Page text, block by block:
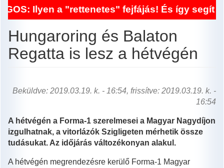
a "rettenetes" fejfájás! És így segít a
Hungaroring és Balaton
Regatta is lesz a hétvégén
Beküldve: 2019.03.19. k. - 16:54, frissítve: 2019.03.19. k. -
16:54
A hétvégén a Forma-1 szerelmesei a Magyar Nagydíjon
izgulhatnak, a vitorlázók Szigligeten mérhetik össze
tudásukat. Az időjárás változékonyan alakul.
A hétvégén megrendezésre kerülő Forma-1 Magyar